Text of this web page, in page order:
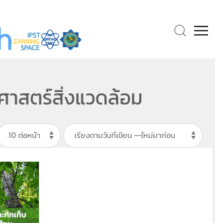
าสตร์สิ่งแวดล้อม